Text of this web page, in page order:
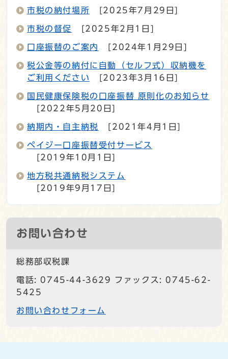
市税の納付場所 [2025年7月29日]
市税の督促 [2025年2月1日]
口座振替のご案内 [2024年1月29日]
税公金等の納付に自動（セルフ式）収納機を
ご利用ください
[2023年3月16日]
国民健康保険税の口座振替 原則化のお知らせ
[2022年5月20日]
納期内・自主納税 [2021年4月1日]
ペイジー口座振替受付サービス
[2019年10月1日]
地方税共通納税システム
[2019年9月17日]
お問い合わせ
総務部収税課
電話: 0745-44-3629 ファックス: 0745-62-
5425
お問い合わせフォーム